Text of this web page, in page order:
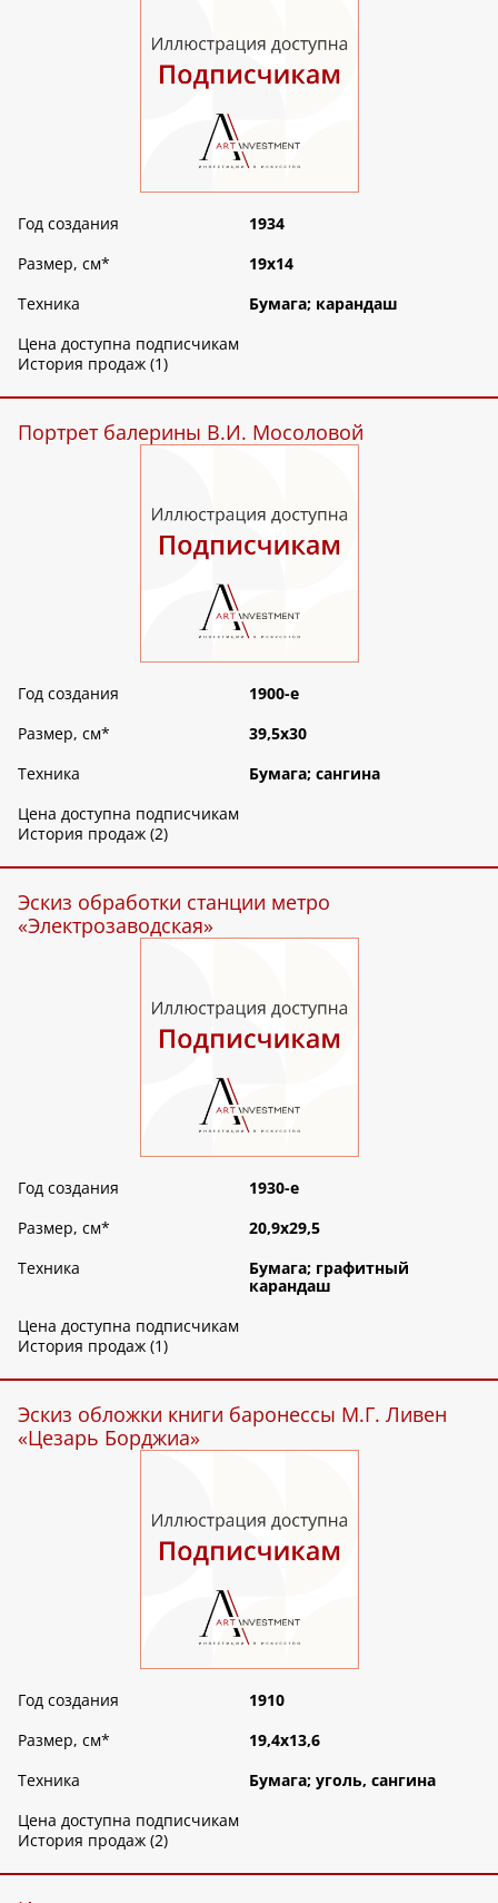
Год создания
1934
Размер, см*
19х14
Техника
Бумага; карандаш
Цена доступна подписчикам
История продаж (1)
Портрет балерины В.И. Мосоловой
Год создания
1900-е
Размер, см*
39,5х30
Техника
Бумага; сангина
Цена доступна подписчикам
История продаж (2)
Эскиз обработки станции метро
«Электрозаводская»
Год создания
1930-е
Размер, см*
20,9х29,5
Техника
Бумага; графитный
карандаш
Цена доступна подписчикам
История продаж (1)
Эскиз обложки книги баронессы М.Г. Ливен
«Цезарь Борджиа»
Год создания
1910
Размер, см*
19,4х13,6
Техника
Бумага; уголь, сангина
Цена доступна подписчикам
История продаж (2)